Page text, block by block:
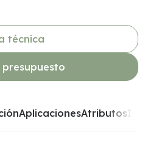
técnica
AplicacionesAtributos